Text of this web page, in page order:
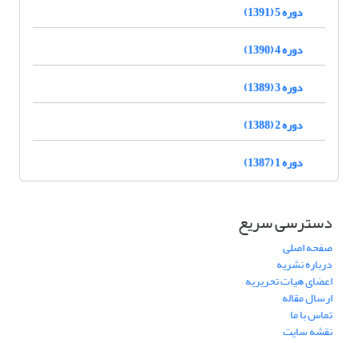
دوره 5 (1391)
دوره 4 (1390)
دوره 3 (1389)
دوره 2 (1388)
دوره 1 (1387)
دسترسی سریع
صفحه اصلی
درباره نشریه
اعضای هیات تحریریه
ارسال مقاله
تماس با ما
نقشه سایت